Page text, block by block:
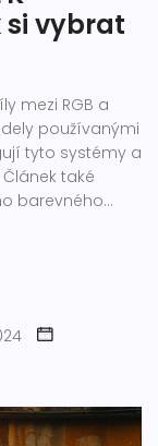
si vybrat
mezi RGB a
používanými
tyto systémy a
také
barevného